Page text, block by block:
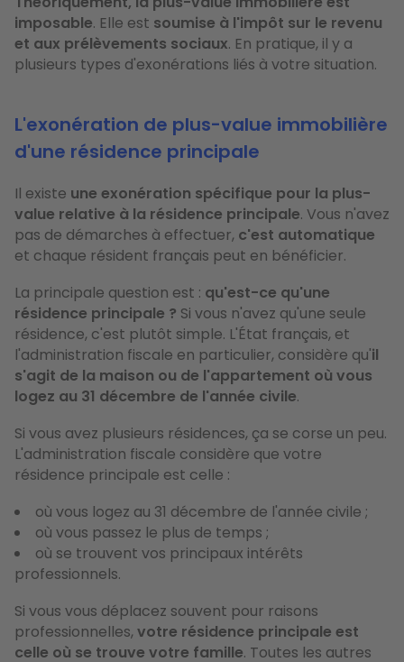
imposable. Elle est soumise à l'impôt sur le revenu
et aux prélèvements sociaux. En pratique, il y a
plusieurs types d'exonérations liés à votre situation.
L'exonération de plus-value immobilière
d'une résidence principale
Il existe une exonération spécifique pour la plus-
value relative à la résidence principale. Vous n'avez
pas de démarches à effectuer, c'est automatique
et chaque résident français peut en bénéficier.
La principale question est : qu'est-ce qu'une
résidence principale ? Si vous n'avez qu'une seule
résidence, c'est plutôt simple. L'État français, et
l'administration fiscale en particulier, considère qu'il
s'agit de la maison ou de l'appartement où vous
logez au 31 décembre de l'année civile.
Si vous avez plusieurs résidences, ça se corse un peu.
L'administration fiscale considère que votre
résidence principale est celle :
où vous logez au 31 décembre de l'année civile ;
où vous passez le plus de temps ;
où se trouvent vos principaux intérêts
professionnels.
Si vous vous déplacez souvent pour raisons
professionnelles, votre résidence principale est
celle où se trouve votre famille. Toutes les autres